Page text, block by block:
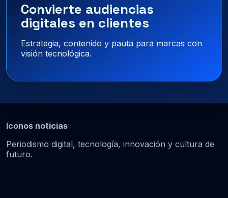
Convierte audiencias
digitales en clientes
Estrategia, contenido y pauta para marcas con
visión tecnológica.
Iconos noticias
Periodismo digital, tecnología, innovación y cultura de
futuro.